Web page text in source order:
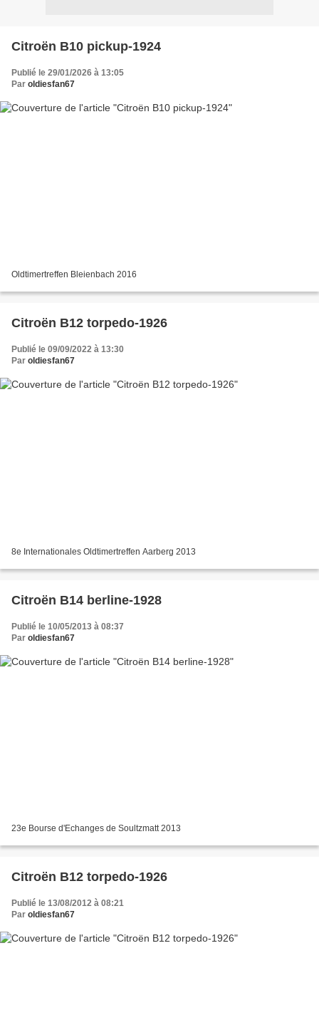
Citroën B10 pickup-1924
Publié le 29/01/2026 à 13:05
Par oldiesfan67
Oldtimertreffen Bleienbach 2016
Citroën B12 torpedo-1926
Publié le 09/09/2022 à 13:30
Par oldiesfan67
8e Internationales Oldtimertreffen Aarberg 2013
Citroën B14 berline-1928
Publié le 10/05/2013 à 08:37
Par oldiesfan67
23e Bourse d'Echanges de Soultzmatt 2013
Citroën B12 torpedo-1926
Publié le 13/08/2012 à 08:21
Par oldiesfan67